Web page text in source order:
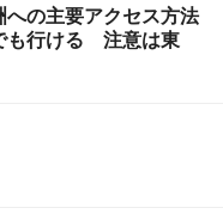
への主要アクセス方法
も行ける 注意は東